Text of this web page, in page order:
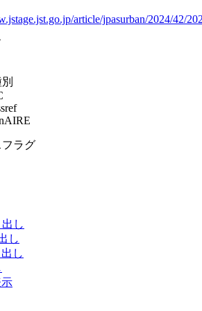
article/jpasurban/2024/42/
ラグ
し
し
し